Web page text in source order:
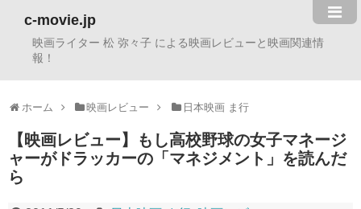
c-movie.jp
映画ライター 松 弥々子 による映画レビューと映画関連情
報！
ホーム 映画レビュー 日本映画 ま行
【映画レビュー】もし高校野球の女子マネージ
ャーがドラッカーの「マネジメント」を読んだ
ら